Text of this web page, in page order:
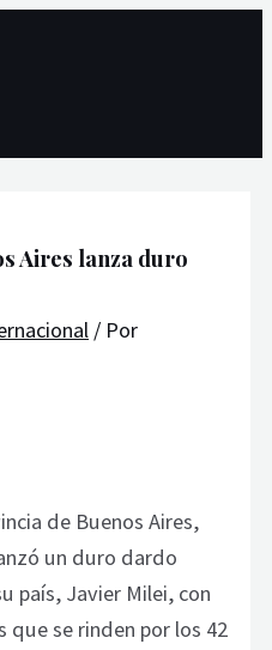
Aires lanza duro
/ Por
de Buenos Aires,
un duro dardo
país, Javier Milei, con
que se rinden por los 42